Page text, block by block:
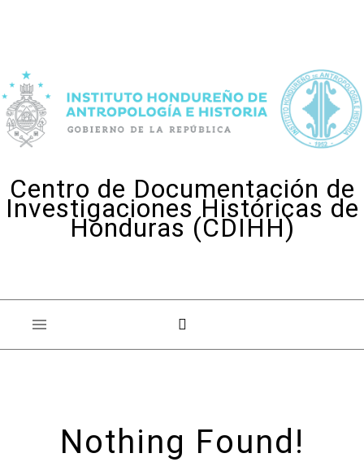
Centro de Documentación de
Investigaciones Históricas de
Honduras (CDIHH)
Nothing Found!